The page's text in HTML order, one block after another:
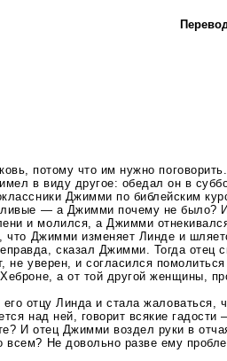
потому что им нужно поговорить.
в виду другое: обедал он в
Джимми по библейским
— а Джимми почему не было? И
и молился, а Джимми
что Джимми изменяет Линде и
сказал Джимми. Тогда отец
уверен, и согласился помолиться
, а от той другой женщины,
отцу Линда и стала жаловаться,
над ней, говорит всякие
И отец Джимми воздел руки в
Не довольно разве ему